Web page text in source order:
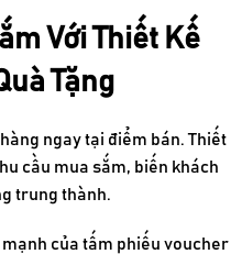
Với Thiết Kế
Tặng
ngay tại điểm bán.Thiết
cầu mua sắm, biến khách
trung thành.
của tấm phiếu voucher